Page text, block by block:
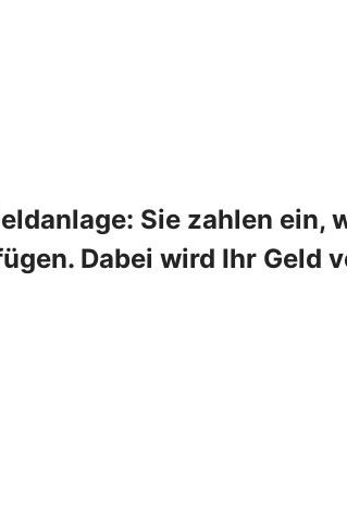
Sie zahlen ein,
Dabei wird Ihr Geld